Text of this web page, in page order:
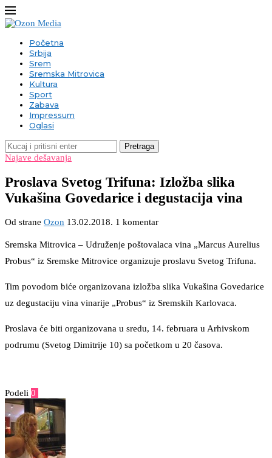
Početna
Srbija
Srem
Sremska Mitrovica
Kultura
Sport
Zabava
Impressum
Oglasi
Pretraga
Najave dešavanja
Proslava Svetog Trifuna: Izložba slika
Vukašina Govedarice i degustacija vina
Od strane Ozon 13.02.2018. 1 komentar
Sremska Mitrovica – Udruženje poštovalaca vina „Marcus Aurelius
Probus“ iz Sremske Mitrovice organizuje proslavu Svetog Trifuna.
Tim povodom biće organizovana izložba slika Vukašina Govedarice
uz degustaciju vina vinarije „Probus“ iz Sremskih Karlovaca.
Proslava će biti organizovana u sredu, 14. februara u Arhivskom
podrumu (Svetog Dimitrije 10) sa početkom u 20 časova.
Podeli 0